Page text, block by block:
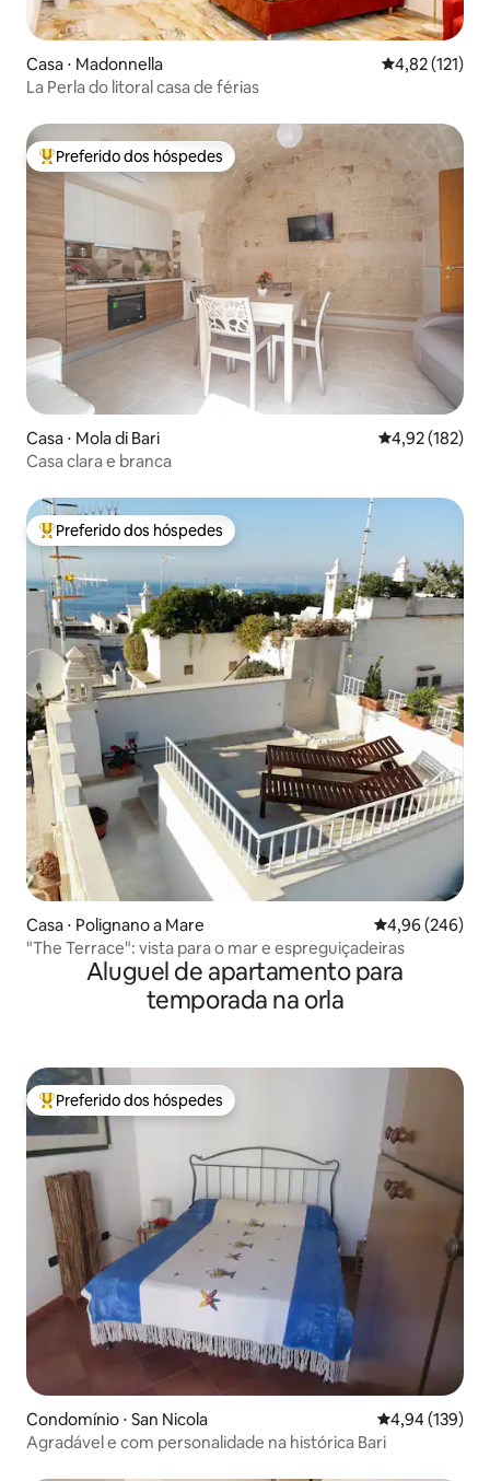
Casa ⋅ Madonnella 4,82 de uma
4,82 (121)
La Perla do litoral casa de férias
Entre os melhores preferidos dos hóspedes
Preferido dos hóspedes
Casa ⋅ Mola di Bari 4,92 de uma
4,92 (182)
Casa clara e branca
Entre os melhores preferidos dos hóspedes
Preferido dos hóspedes
Casa ⋅ Polignano a Mare 4,96 de uma
4,96 (246)
"The Terrace": vista para o mar e espreguiçadeiras
Aluguel de apartamento para
temporada na orla
Entre os melhores preferidos dos hóspedes
Preferido dos hóspedes
Condomínio ⋅ San Nicola 4,94 de uma
4,94 (139)
Agradável e com personalidade na histórica Bari